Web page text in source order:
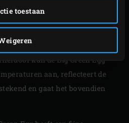
toestaan
technische keramiek. Het
van grondstoffen
proces op hoge
kan de Big Green Egg
aan, reflecteert de
en gaat het bovendien